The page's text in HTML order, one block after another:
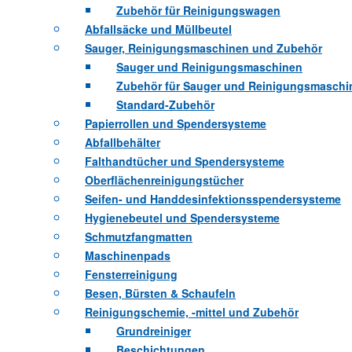
Zubehör für Reinigungswagen
Abfallsäcke und Müllbeutel
Sauger, Reinigungsmaschinen und Zubehör
Sauger und Reinigungsmaschinen
Zubehör für Sauger und
Standard-Zubehör
Papierrollen und Spendersysteme
Abfallbehälter
Falthandtücher und Spendersysteme
Oberflächenreinigungstücher
Seifen- und Handdesinfektionsspendersysteme
Hygienebeutel und Spendersysteme
Schmutzfangmatten
Maschinenpads
Fensterreinigung
Besen, Bürsten & Schaufeln
Reinigungschemie, -mittel und Zubehör
Grundreiniger